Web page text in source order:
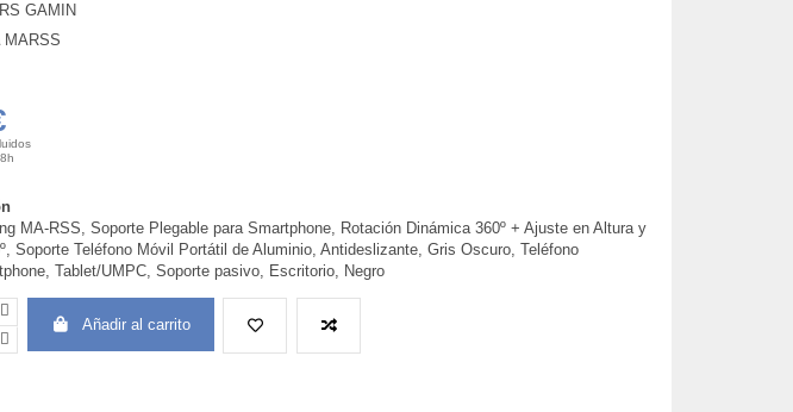
GAMIN
MARSS
MA-RSS, Soporte Plegable para Smartphone, Rotación Dinámica 360º + Ajuste en Altura y
Soporte Teléfono Móvil Portátil de Aluminio, Antideslizante, Gris Oscuro, Teléfono
Tablet/UMPC, Soporte pasivo, Escritorio, Negro
Añadir al carrito